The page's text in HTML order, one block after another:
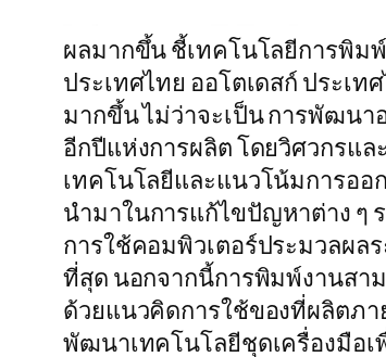
ผลมากขึ้น ชี้เทคโนโลยีการพิม
ประเทศไทย ออโตเดสก์ ประเ
มากขึ้น ไม่ว่าจะเป็น การพัฒนา
อีกปีแห่งการผลิต โดยวิศวกรแ
เทคโนโลยีและแนวโน้มการอ
นำมาในการแก้ไขปัญหาต่าง ๆ
การใช้คอมพิวเตอร์ประมวลผล
ที่สุด นอกจากนี้การพิมพ์งานสา
ด้วยแนวคิดการใช้ของที่ผลิตภ
พัฒนาเทคโนโลยีชุดเครื่องมือ